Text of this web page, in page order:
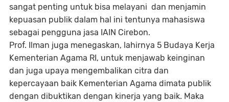
sangat penting untuk bisa melayani dan menjamin
kepuasan publik dalam hal ini tentunya mahasiswa
sebagai pengguna jasa IAIN Cirebon.
Prof. Ilman juga menegaskan, lahirnya 5 Budaya Kerja
Kementerian Agama RI, untuk menjawab keinginan
dan juga upaya mengembalikan citra dan
kepercayaan baik Kementerian Agama dimata publik
dengan dibuktikan dengan kinerja yang baik. Maka